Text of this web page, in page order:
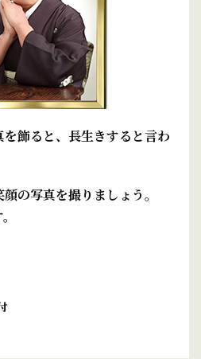
飾ると、長生きすると言わ
の写真を撮りましょう。